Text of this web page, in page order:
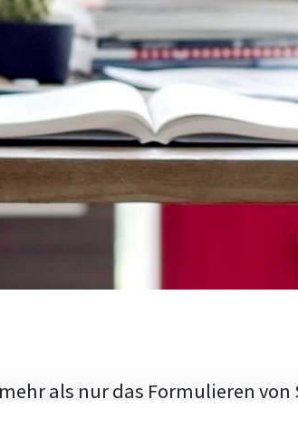
als nur das Formulieren
die Fähigkeit, den aktuellen